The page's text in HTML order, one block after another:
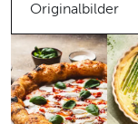
Originalbilder